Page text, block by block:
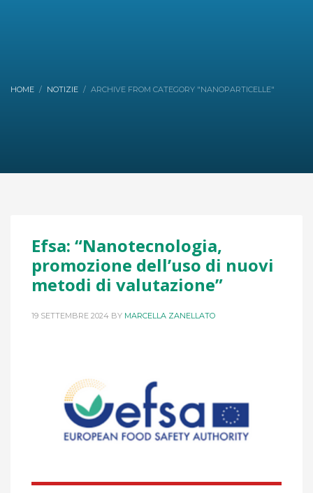
HOME NOTIZIE ARCHIVE FROM CATEGORY "NANOPARTICELLE"
Efsa: “Nanotecnologia,
promozione dell’uso di nuovi
metodi di valutazione”
19 SETTEMBRE 2024 BY MARCELLA ZANELLATO